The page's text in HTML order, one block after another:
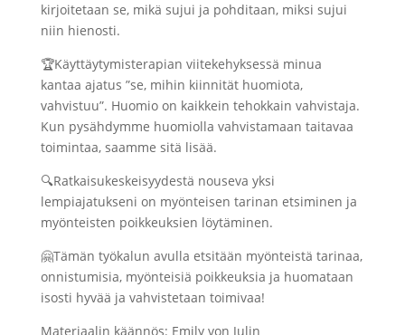
kirjoitetaan se, mikä sujui ja pohditaan, miksi sujui
niin hienosti.
🏆Käyttäytymisterapian viitekehyksessä minua
kantaa ajatus ”se, mihin kiinnität huomiota,
vahvistuu”. Huomio on kaikkein tehokkain vahvistaja.
Kun pysähdymme huomiolla vahvistamaan taitavaa
toimintaa, saamme sitä lisää.
🔍Ratkaisukeskeisyydestä nouseva yksi
lempiajatukseni on myönteisen tarinan etsiminen ja
myönteisten poikkeuksien löytäminen.
🤗Tämän työkalun avulla etsitään myönteistä tarinaa,
onnistumisia, myönteisiä poikkeuksia ja huomataan
isosti hyvää ja vahvistetaan toimivaa!
Materiaalin käännös: Emily von Julin